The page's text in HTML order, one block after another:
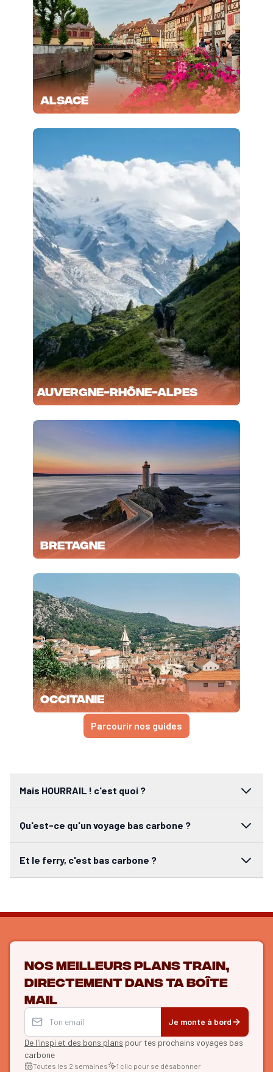
Alsace
Auvergne-Rhône-Alpes
Bretagne
Occitanie
Parcourir nos guides
Mais HOURRAIL ! c'est quoi ?
Qu'est-ce qu'un voyage bas carbone ?
Et le ferry, c'est bas carbone ?
Nos meilleurs plans train,
directement dans ta boîte
mail
Je monte à bord
De l'inspi et des bons plans pour tes prochains voyages bas
carbone
Toutes les 2 semaines 1 clic pour se désabonner